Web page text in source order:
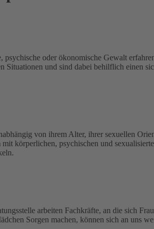
oder ökonomische Gewalt
und sind dabei behilflich einen
von ihrem Alter, ihrer sexuellen
körperlichen, psychischen und
arbeiten Fachkräfte, an die sich
Sorgen machen, können sich an uns